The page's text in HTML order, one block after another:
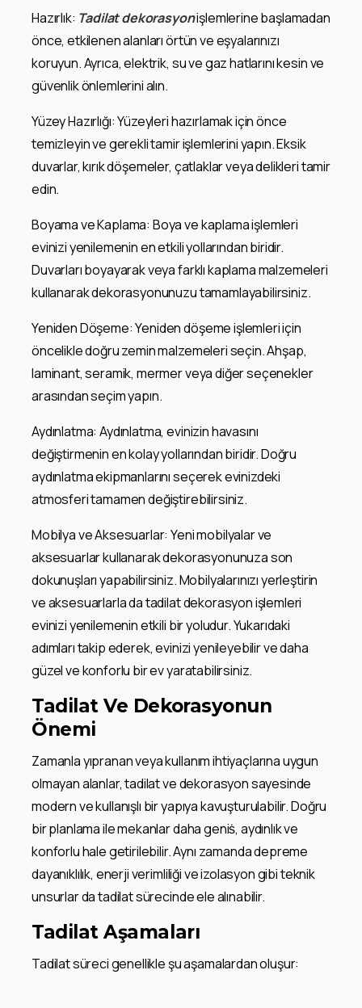
Hazırlık: Tadilat dekorasyonişlemlerine başlamadan
önce, etkilenen alanları örtün ve eşyalarınızı
koruyun. Ayrıca, elektrik, su ve gaz hatlarını kesin ve
güvenlik önlemlerini alın.
Yüzey Hazırlığı: Yüzeyleri hazırlamak için önce
temizleyin ve gerekli tamir işlemlerini yapın. Eksik
duvarlar, kırık döşemeler, çatlaklar veya delikleri tamir
edin.
Boyama ve Kaplama: Boya ve kaplama işlemleri
evinizi yenilemenin en etkili yollarından biridir.
Duvarları boyayarak veya farklı kaplama malzemeleri
kullanarak dekorasyonunuzu tamamlayabilirsiniz.
Yeniden Döşeme: Yeniden döşeme işlemleri için
öncelikle doğru zemin malzemeleri seçin. Ahşap,
laminant, seramik, mermer veya diğer seçenekler
arasından seçim yapın.
Aydınlatma: Aydınlatma, evinizin havasını
değiştirmenin en kolay yollarından biridir. Doğru
aydınlatma ekipmanlarını seçerek evinizdeki
atmosferi tamamen değiştirebilirsiniz.
Mobilya ve Aksesuarlar: Yeni mobilyalar ve
aksesuarlar kullanarak dekorasyonunuza son
dokunuşları yapabilirsiniz. Mobilyalarınızı yerleştirin
ve aksesuarlarla da tadilat dekorasyon işlemleri
evinizi yenilemenin etkili bir yoludur. Yukarıdaki
adımları takip ederek, evinizi yenileyebilir ve daha
güzel ve konforlu bir ev yaratabilirsiniz.
Tadilat Ve Dekorasyonun
Önemi
Zamanla yıpranan veya kullanım ihtiyaçlarına uygun
olmayan alanlar, tadilat ve dekorasyon sayesinde
modern ve kullanışlı bir yapıya kavuşturulabilir. Doğru
bir planlama ile mekanlar daha geniṡ, aydınlık ve
konforlu hale getirilebilir. Aynı zamanda depreme
dayanıklılık, enerji verimliliği ve izolasyon gibi teknik
unsurlar da tadilat sürecinde ele alınabilir.
Tadilat Aşamaları
Tadilat süreci genellikle şu aşamalardan oluşur: